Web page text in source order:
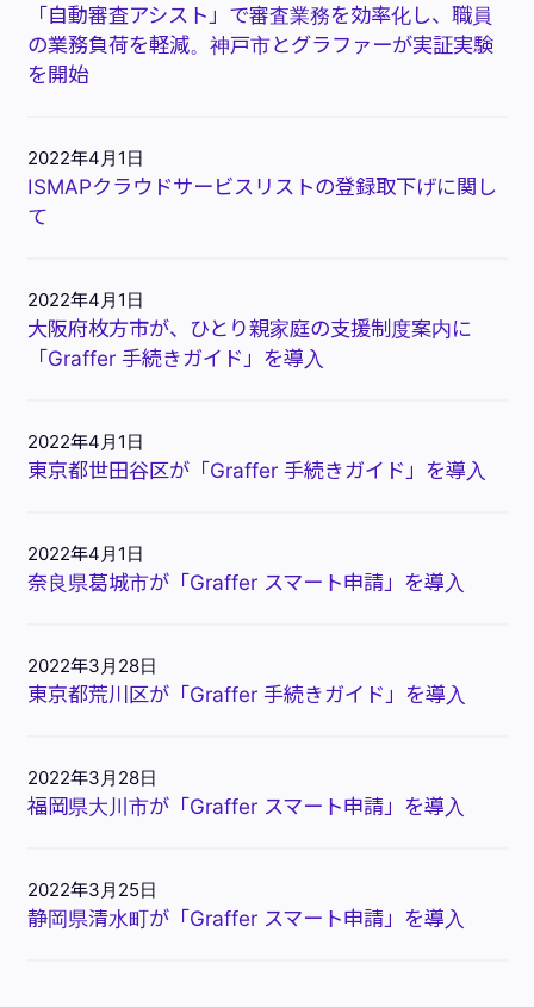
「自動審査アシスト」で審査業務を効率化し、職員
の業務負荷を軽減。神戸市とグラファーが実証実験
を開始
2022年4月1日
ISMAPクラウドサービスリストの登録取下げに関し
て
2022年4月1日
大阪府枚方市が、ひとり親家庭の支援制度案内に
「Graffer 手続きガイド」を導入
2022年4月1日
東京都世田谷区が「Graffer 手続きガイド」を導入
2022年4月1日
奈良県葛城市が「Graffer スマート申請」を導入
2022年3月28日
東京都荒川区が「Graffer 手続きガイド」を導入
2022年3月28日
福岡県大川市が「Graffer スマート申請」を導入
2022年3月25日
静岡県清水町が「Graffer スマート申請」を導入